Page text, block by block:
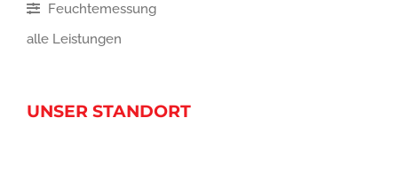
Feuchtemessung
alle Leistungen
UNSER STANDORT